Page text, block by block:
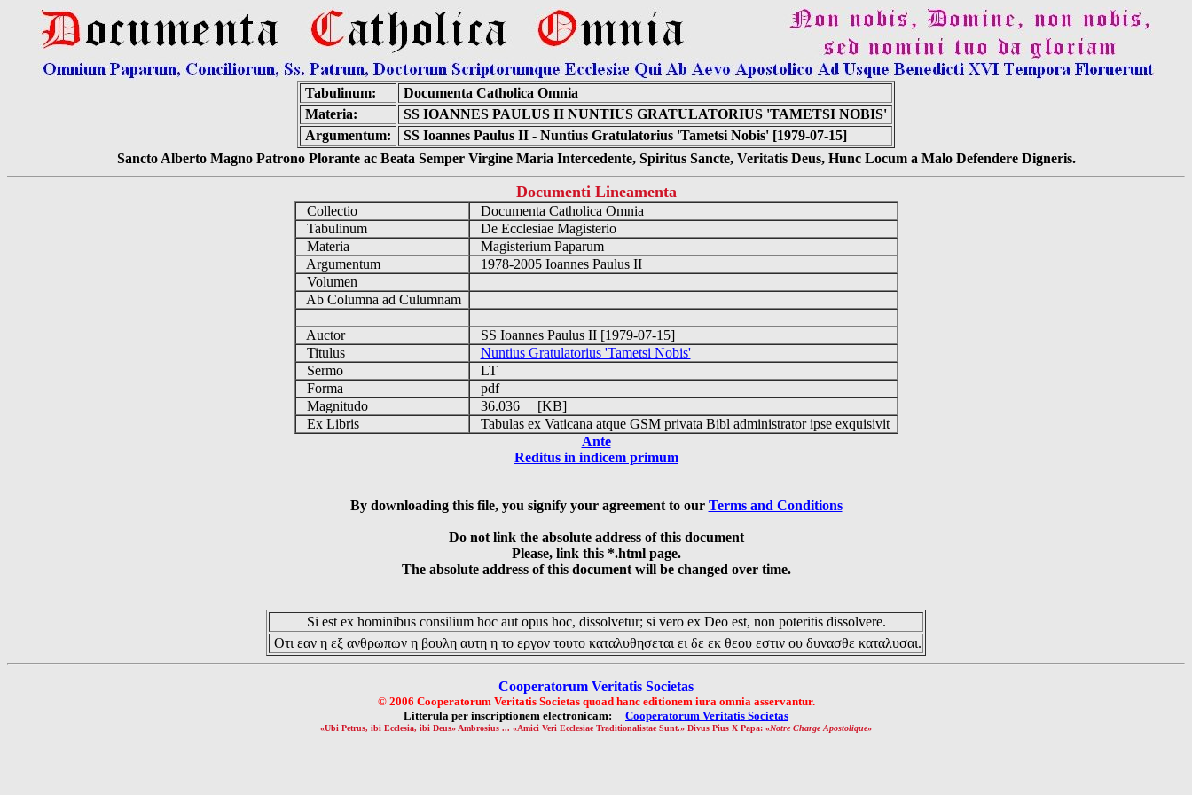
Tabulinum:
Documenta Catholica Omnia
Materia:
SS IOANNES PAULUS II NUNTIUS GRATULATORIUS 'TAMETSI NOBIS'
Argumentum:
SS Ioannes Paulus II - Nuntius Gratulatorius 'Tametsi Nobis' [1979-07-15]
Sancto Alberto Magno Patrono Plorante ac Beata Semper Virgine Maria Intercedente, Spiritus Sancte, Veritatis Deus, Hunc Locum a Malo Defendere Digneris.
Documenti Lineamenta
Collectio
Documenta Catholica Omnia
Tabulinum
De Ecclesiae Magisterio
Materia
Magisterium Paparum
Argumentum
1978-2005 Ioannes Paulus II
Volumen
Ab Columna ad Culumnam
Auctor
SS Ioannes Paulus II [1979-07-15]
Titulus
Nuntius Gratulatorius 'Tametsi Nobis'
Sermo
LT
Forma
pdf
Magnitudo
36.036 [KB]
Ex Libris
Tabulas ex Vaticana atque GSM privata Bibl administrator ipse exquisivit
Ante
Reditus in indicem primum
By downloading this file, you signify your agreement to our Terms and Conditions
Do not link the absolute address of this document
Please, link this *.html page.
The absolute address of this document will be changed over time.
Si est ex hominibus consilium hoc aut opus hoc, dissolvetur; si vero ex Deo est, non poteritis dissolvere.
Οτι εαν η εξ ανθρωπων η βουλη αυτη η το εργον τουτο καταλυθησεται ει δε εκ θεου εστιν ου δυνασθε καταλυσαι.
Cooperatorum Veritatis Societas
© 2006 Cooperatorum Veritatis Societas quoad hanc editionem iura omnia asservantur.
Litterula per inscriptionem electronicam: Cooperatorum Veritatis Societas
«Ubi Petrus, ibi Ecclesia, ibi Deus» Ambrosius ... «Amici Veri Ecclesiae Traditionalistae Sunt.» Divus Pius X Papa: «Notre Charge Apostolique»